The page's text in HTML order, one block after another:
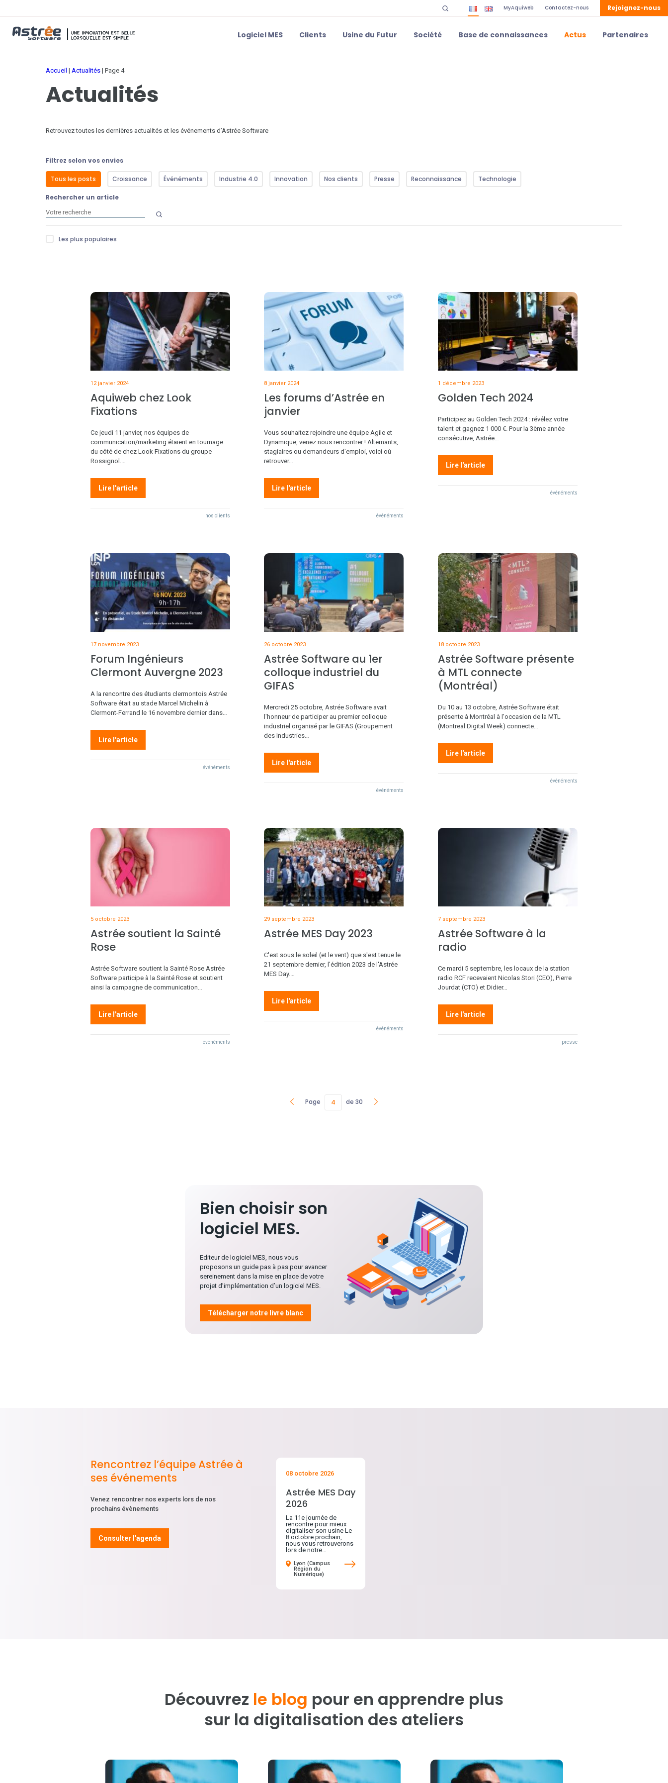
MyAquiweb Contactez-nous Rejoignez-nous
Logiciel MES Clients Usine du Futur Société Base de connaissances Actus Partenaires
Accueil | Actualités | Page 4
Actualités
Retrouvez toutes les dernières actualités et les événements d’Astrée Software
Filtrez selon vos envies
Tous les posts Croissance Événéments Industrie 4.0 Innovation Nos clients Presse Reconnaissance Technologie
Rechercher un article
Les plus populaires
12 janvier 2024
Aquiweb chez Look
Fixations
Ce jeudi 11 janvier, nos équipes de
communication/marketing étaient en tournage
du côté de chez Look Fixations du groupe
Rossignol.…
Lire l'article
nos clients
8 janvier 2024
Les forums d’Astrée en
janvier
Vous souhaitez rejoindre une équipe Agile et
Dynamique, venez nous rencontrer ! Alternants,
stagiaires ou demandeurs d'emploi, voici où
retrouver…
Lire l'article
événéments
1 décembre 2023
Golden Tech 2024
Participez au Golden Tech 2024 : révélez votre
talent et gagnez 1 000 €. Pour la 3ème année
consécutive, Astrée…
Lire l'article
événéments
17 novembre 2023
Forum Ingénieurs
Clermont Auvergne 2023
A la rencontre des étudiants clermontois Astrée
Software était au stade Marcel Michelin à
Clermont-Ferrand le 16 novembre dernier dans…
Lire l'article
événéments
26 octobre 2023
Astrée Software au 1er
colloque industriel du
GIFAS
Mercredi 25 octobre, Astrée Software avait
l'honneur de participer au premier colloque
industriel organisé par le GIFAS (Groupement
des Industries…
Lire l'article
événéments
18 octobre 2023
Astrée Software présente
à MTL connecte
(Montréal)
Du 10 au 13 octobre, Astrée Software était
présente à Montréal à l'occasion de la MTL
(Montreal Digital Week) connecte…
Lire l'article
événéments
5 octobre 2023
Astrée soutient la Sainté
Rose
Astrée Software soutient la Sainté Rose Astrée
Software participe à la Sainté Rose et soutient
ainsi la campagne de communication…
Lire l'article
événéments
29 septembre 2023
Astrée MES Day 2023
C'est sous le soleil (et le vent) que s'est tenue le
21 septembre dernier, l'édition 2023 de l'Astrée
MES Day.…
Lire l'article
événéments
7 septembre 2023
Astrée Software à la
radio
Ce mardi 5 septembre, les locaux de la station
radio RCF recevaient Nicolas Stori (CEO), Pierre
Jourdat (CTO) et Didier…
Lire l'article
presse
Page de 30
Bien choisir son
logiciel MES.
Editeur de logiciel MES, nous vous
proposons un guide pas à pas pour avancer
sereinement dans la mise en place de votre
projet d’implémentation d’un logiciel MES.
Télécharger notre livre blanc
Rencontrez l’équipe Astrée à
ses événements
Venez rencontrer nos experts lors de nos
prochains évènements
Consulter l'agenda
08 octobre 2026
Astrée MES Day
2026
La 11e journée de
rencontre pour mieux
digitaliser son usine Le
8 octobre prochain,
nous vous retrouverons
lors de notre…
Lyon (Campus
Région du
Numérique)
Découvrez le blog pour en apprendre plus
sur la digitalisation des ateliers